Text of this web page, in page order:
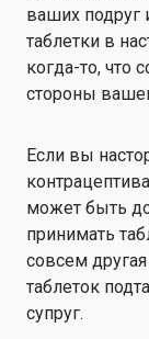
ваших подруг
таблетки в
когда-то, что
стороны
Если вы
может быть
принимать
совсем
таблеток
супруг.